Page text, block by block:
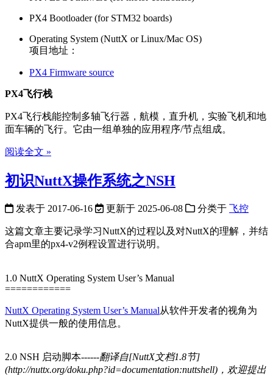
PX4 Bootloader (for STM32 boards)
Operating System (NuttX or Linux/Mac OS)
项目地址：
PX4 Firmware source
PX4飞行栈
PX4飞行栈能控制多轴飞行器，航模，直升机，实验飞机和地
面车辆的飞行。它由一组单独的应用程序/节点组成。
阅读全文 »
初识NuttX操作系统之NSH
发表于 2017-06-16 更新于 2025-06-08 分类于 飞控
这篇文章主要记录学习NuttX的过程以及对NuttX的理解，并结
合apm里的px4-v2例程设置进行说明。
1.0 NuttX Operating System User’s Manual
============
NuttX Operating System User’s Manual从软件开发者的视角为
NuttX提供一般的使用信息。
2.0 NSH 启动脚本------翻译自[NuttX文档1.8节]
(http://nuttx.org/doku.php?id=documentation:nuttshell)，欢迎提出